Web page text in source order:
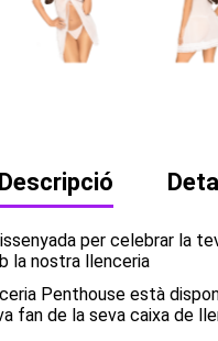
Descripció
per celebrar la
la nostra llenceria
Penthouse està
de la seva caixa de